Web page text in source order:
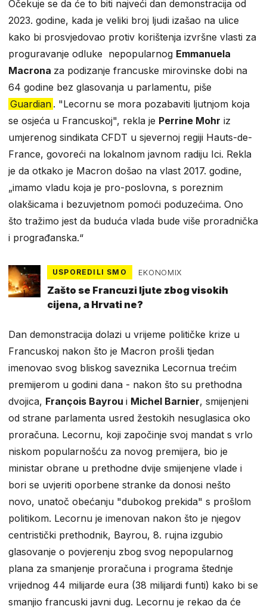
Očekuje se da će to biti najveći dan demonstracija od
2023. godine, kada je veliki broj ljudi izašao na ulice
kako bi prosvjedovao protiv korištenja izvršne vlasti za
proguravanje odluke nepopularnog Emmanuela
Macrona za podizanje francuske mirovinske dobi na
64 godine bez glasovanja u parlamentu, piše
Guardian . "Lecornu se mora pozabaviti ljutnjom koja
se osjeća u Francuskoj", rekla je Perrine Mohr iz
umjerenog sindikata CFDT u sjevernoj regiji Hauts-de-
France, govoreći na lokalnom javnom radiju Ici. Rekla
je da otkako je Macron došao na vlast 2017. godine,
„imamo vladu koja je pro-poslovna, s poreznim
olakšicama i bezuvjetnom pomoći poduzećima. Ono
što tražimo jest da buduća vlada bude više proradnička
i prograđanska.“
USPOREDILI SMO EKONOMIX
Zašto se Francuzi ljute zbog visokih
cijena, a Hrvati ne?
Dan demonstracija dolazi u vrijeme političke krize u
Francuskoj nakon što je Macron prošli tjedan
imenovao svog bliskog saveznika Lecornua trećim
premijerom u godini dana - nakon što su prethodna
dvojica, François Bayrou i Michel Barnier, smijenjeni
od strane parlamenta usred žestokih nesuglasica oko
proračuna. Lecornu, koji započinje svoj mandat s vrlo
niskom popularnošću za novog premijera, bio je
ministar obrane u prethodne dvije smijenjene vlade i
bori se uvjeriti oporbene stranke da donosi nešto
novo, unatoč obećanju "dubokog prekida" s prošlom
politikom. Lecornu je imenovan nakon što je njegov
centristički prethodnik, Bayrou, 8. rujna izgubio
glasovanje o povjerenju zbog svog nepopularnog
plana za smanjenje proračuna i programa štednje
vrijednog 44 milijarde eura (38 milijardi funti) kako bi se
smanjio francuski javni dug. Lecornu je rekao da će